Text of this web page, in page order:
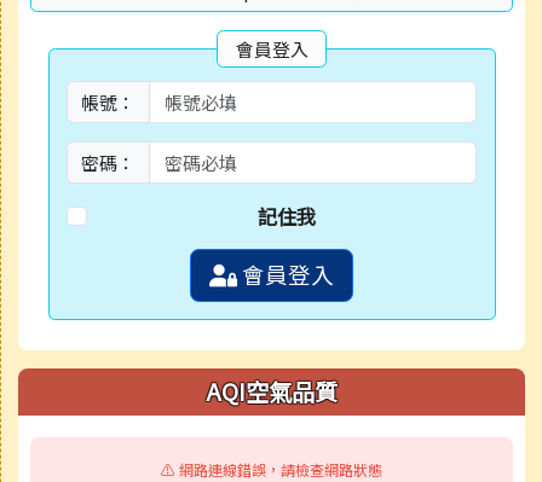
會員登入
帳號：
密碼：
記住我
會員登入
AQI空氣品質
⚠️ 網路連線錯誤，請檢查網路狀態